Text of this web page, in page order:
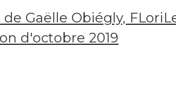
Gaëlle Obiégly,
d'octobre 2019